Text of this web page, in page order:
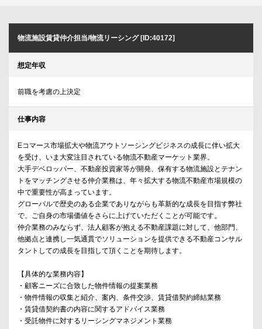
物流施設賃貸仲介担当/物流リーシング [ID:40172]
想定年収
前職を考慮の上決定
仕事内容
Eコマース市場拡大や物流アウトソーシングビジネスの成長に伴い拡大
を受け、いま大変注目されている物流不動産マーケット業界。
大手デベロッパー、不動産投資家等が開発、保有する物流施設とテナン
トをマッチングさせる仲介業務は、年々拡大する物流不動産市場規模の
中で重要性が高まっています。
グローバルで歴史のある企業でありながらも革新的な成長を目指す弊社
で、ご自身の市場価値をさらに上げていただくことが可能です。
仲介業務のみならず、法人顧客が抱える不動産課題に対して、他部門、
他拠点と連携し一気通貫でソリューションを提供できる不動産コンサル
タントしての成長を目指して頂くことを期待します。
【具体的な業務内容】
・顧客ニーズに合致した物件情報の提案業務
・物件情報の収集と紹介、案内、条件交渉、賃貸借契約締結業務
・賃貸借契約書の内容に関するアドバイス業務
・受託物件に対するリーシングマネジメント業務